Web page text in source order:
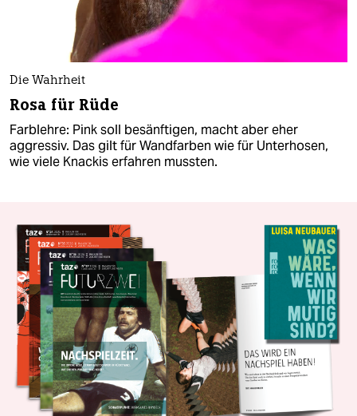
Die Wahrheit
Rosa für Rüde
Farblehre: Pink soll besänftigen, macht aber eher
aggressiv. Das gilt für Wandfarben wie für Unterhosen,
wie viele Knackis erfahren mussten.